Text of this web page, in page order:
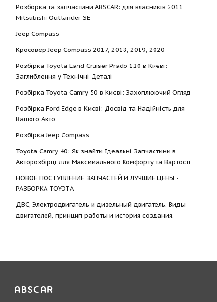
Розборка та запчастини ABSCAR: для власників 2011
Mitsubishi Outlander SE
Jeep Compass
Кросовер Jeep Compass 2017, 2018, 2019, 2020
Розбірка Toyota Land Cruiser Prado 120 в Києві:
Заглиблення у Технічні Деталі
Розбірка Toyota Camry 50 в Києві: Захоплюючий Огляд
Розбірка Ford Edge в Києві: Досвід та Надійність для
Вашого Авто
Розбірка Jeep Compass
Toyota Camry 40: Як знайти Ідеальні Запчастини в
Авторозбірці для Максимального Комфорту та Вартості
НОВОЕ ПОСТУПЛЕНИЕ ЗАПЧАСТЕЙ И ЛУЧШИЕ ЦЕНЫ -
РАЗБОРКА TOYOTА
ДВС, Электродвигатель и дизельный двигатель. Виды
двигателей, принцип работы и история создания.
ABSCAR